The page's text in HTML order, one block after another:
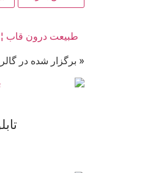
طبیعت درون قاب ¦
« برگزار شده در